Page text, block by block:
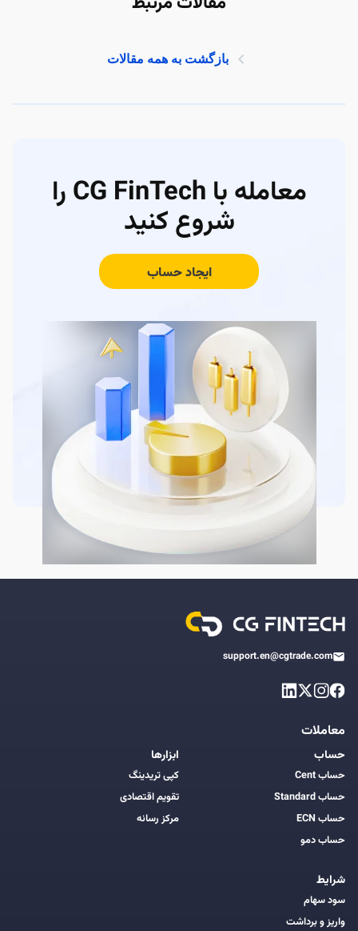
بازگشت به همه مقالات
معامله با CG FinTech را
شروع کنید
ایجاد حساب
support.en@cgtrade.com
معاملات
حساب
حساب Cent
حساب Standard
حساب ECN
حساب دمو
شرایط
سود سهام
واریز و برداشت
ابزارها
کپی تریدینگ
تقویم اقتصادی
مرکز رسانه